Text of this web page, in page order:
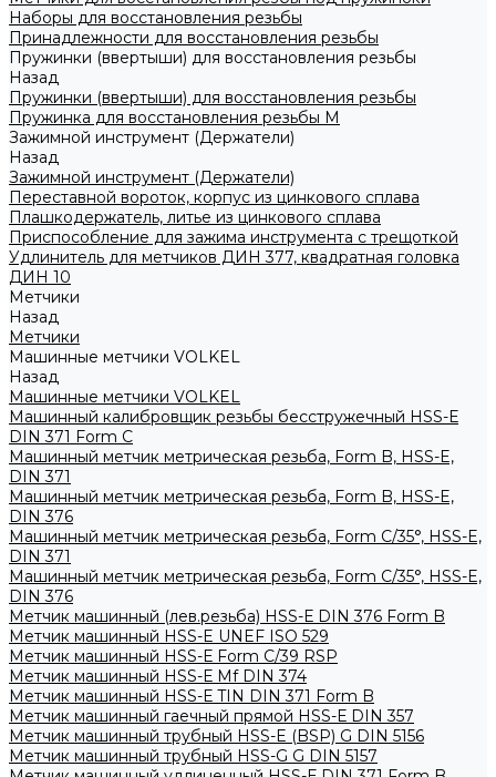
Наборы для восстановления резьбы
Принадлежности для восстановления резьбы
Пружинки (ввертыши) для восстановления резьбы
Назад
Пружинки (ввертыши) для восстановления резьбы
Пружинка для восстановления резьбы M
Зажимной инструмент (Держатели)
Назад
Зажимной инструмент (Держатели)
Переставной вороток, корпус из цинкового сплава
Плашкодержатель, литье из цинкового сплава
Приспособление для зажима инструмента с трещоткой
Удлинитель для метчиков ДИН 377, квадратная головка
ДИН 10
Метчики
Назад
Метчики
Машинные метчики VOLKEL
Назад
Машинные метчики VOLKEL
Машинный калибровщик резьбы бесстружечный HSS-Е
DIN 371 Form C
Машинный метчик метрическая резьба, Form B, HSS-E,
DIN 371
Машинный метчик метрическая резьба, Form B, HSS-E,
DIN 376
Машинный метчик метрическая резьба, Form С/35°, HSS-E,
DIN 371
Машинный метчик метрическая резьба, Form С/35°, HSS-E,
DIN 376
Метчик машинный (лев.резьба) HSS-Е DIN 376 Form B
Метчик машинный HSS-E UNEF ISO 529
Метчик машинный HSS-Е Form C/39 RSP
Метчик машинный HSS-Е Mf DIN 374
Метчик машинный HSS-Е TIN DIN 371 Form B
Метчик машинный гаечный прямой HSS-Е DIN 357
Метчик машинный трубный HSS-E (BSP) G DIN 5156
Метчик машинный трубный HSS-G G DIN 5157